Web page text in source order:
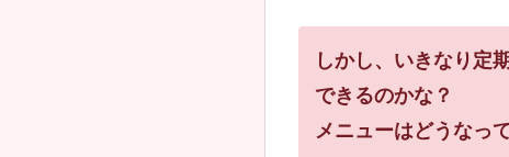
しかし、いきなり定
できるのかな？
メニューはどうなっ